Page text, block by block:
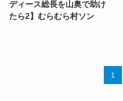
ディース総長を山奥で助け
たら2】むらむら村ソン
1